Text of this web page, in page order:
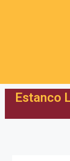
Estanco